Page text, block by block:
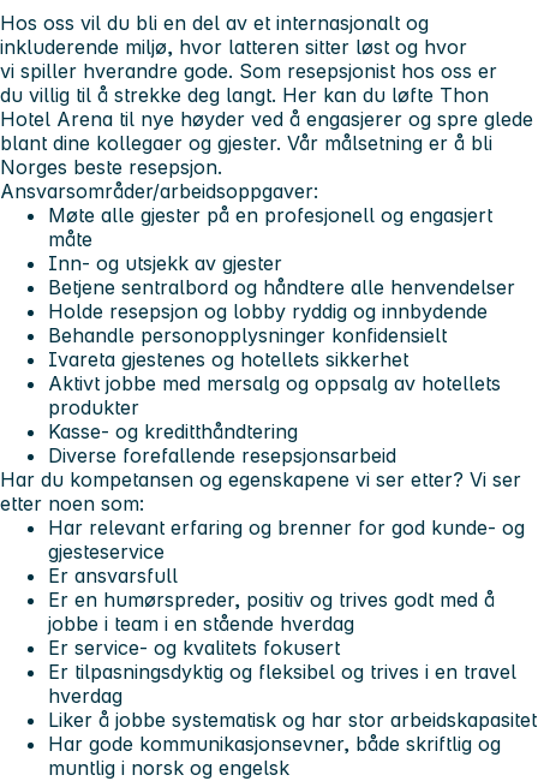
Hos oss vil du bli en del av et internasjonalt og
inkluderende miljø, hvor latteren sitter løst og hvor
vi spiller hverandre gode. Som resepsjonist hos oss er
du villig til å strekke deg langt. Her kan du løfte Thon
Hotel Arena til nye høyder ved å engasjerer og spre glede
blant dine kollegaer og gjester. Vår målsetning er å bli
Norges beste resepsjon.
Ansvarsområder/arbeidsoppgaver:
Møte alle gjester på en profesjonell og engasjert
måte
Inn- og utsjekk av gjester
Betjene sentralbord og håndtere alle henvendelser
Holde resepsjon og lobby ryddig og innbydende
Behandle personopplysninger konfidensielt
Ivareta gjestenes og hotellets sikkerhet
Aktivt jobbe med mersalg og oppsalg av hotellets
produkter
Kasse- og kreditthåndtering
Diverse forefallende resepsjonsarbeid
Har du kompetansen og egenskapene vi ser etter? Vi ser
etter noen som:
Har relevant erfaring og brenner for god kunde- og
gjesteservice
Er ansvarsfull
Er en humørspreder, positiv og trives godt med å
jobbe i team i en stående hverdag
Er service- og kvalitets fokusert
Er tilpasningsdyktig og fleksibel og trives i en travel
hverdag
Liker å jobbe systematisk og har stor arbeidskapasitet
Har gode kommunikasjonsevner, både skriftlig og
muntlig i norsk og engelsk